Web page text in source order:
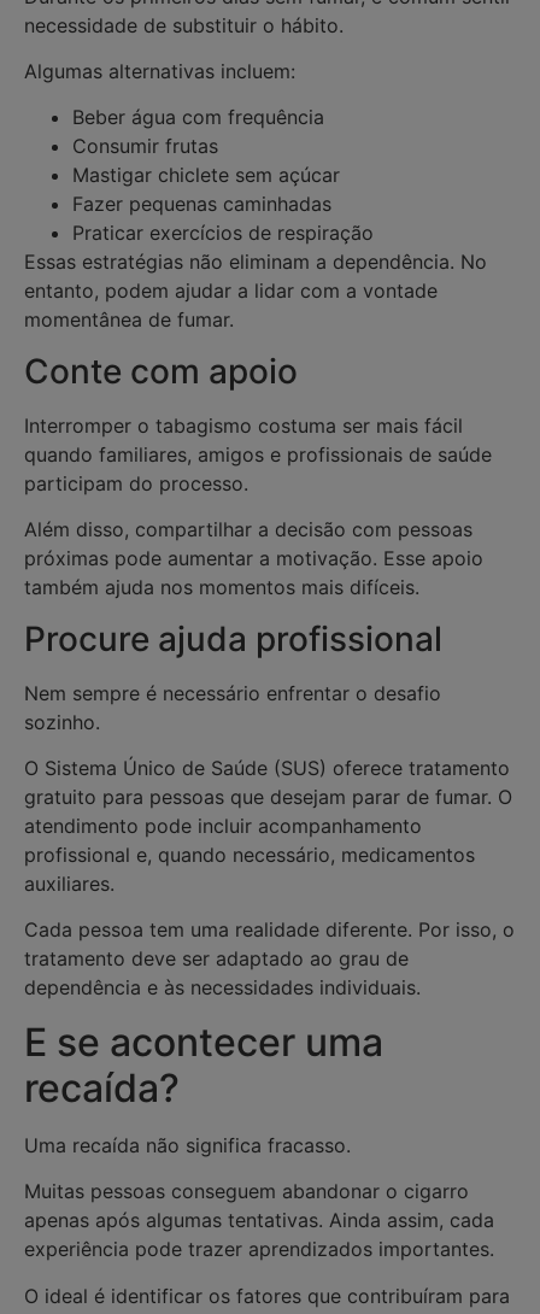
necessidade de substituir o hábito.
Algumas alternativas incluem:
Beber água com frequência
Consumir frutas
Mastigar chiclete sem açúcar
Fazer pequenas caminhadas
Praticar exercícios de respiração
Essas estratégias não eliminam a dependência. No
entanto, podem ajudar a lidar com a vontade
momentânea de fumar.
Conte com apoio
Interromper o tabagismo costuma ser mais fácil
quando familiares, amigos e profissionais de saúde
participam do processo.
Além disso, compartilhar a decisão com pessoas
próximas pode aumentar a motivação. Esse apoio
também ajuda nos momentos mais difíceis.
Procure ajuda profissional
Nem sempre é necessário enfrentar o desafio
sozinho.
O Sistema Único de Saúde (SUS) oferece tratamento
gratuito para pessoas que desejam parar de fumar. O
atendimento pode incluir acompanhamento
profissional e, quando necessário, medicamentos
auxiliares.
Cada pessoa tem uma realidade diferente. Por isso, o
tratamento deve ser adaptado ao grau de
dependência e às necessidades individuais.
E se acontecer uma
recaída?
Uma recaída não significa fracasso.
Muitas pessoas conseguem abandonar o cigarro
apenas após algumas tentativas. Ainda assim, cada
experiência pode trazer aprendizados importantes.
O ideal é identificar os fatores que contribuíram para